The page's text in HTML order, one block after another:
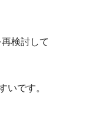
検討して
です。